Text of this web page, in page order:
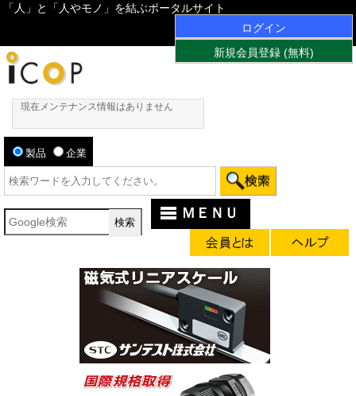
「人」と「人やモノ」を結ぶポータルサイト
ログイン
新規会員登録 (無料)
現在メンテナンス情報はありません
製品 企業
ＭＥＮＵ